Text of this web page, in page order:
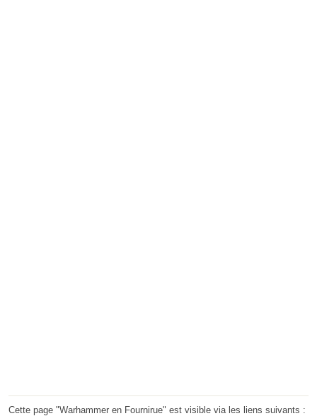
Cette page "Warhammer en Fournirue" est visible via les liens suivants :